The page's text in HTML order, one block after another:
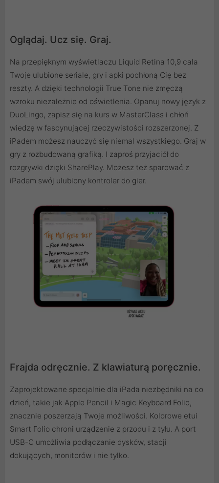
Oglądaj. Ucz się. Graj.
Na przepięknym wyświetlaczu Liquid Retina 10,9 cala
Twoje ulubione seriale, gry i apki pochłoną Cię bez
reszty. A dzięki technologii True Tone nie zmęczą
wzroku niezależnie od oświetlenia. Opanuj nowy język z
DuoLingo, zapisz się na kurs w MasterClass i chłoń
wiedzę w fascynującej rzeczywistości rozszerzonej. Z
iPadem możesz nauczyć się niemal wszystkiego. Graj w
gry z rozbudowaną grafiką. I zaproś przyjaciół do
rozgrywki dzięki SharePlay. Możesz też sparować z
iPadem swój ulubiony kontroler do gier.
Frajda odręcznie. Z klawiaturą poręcznie.
Zaprojektowane specjalnie dla iPada niezbędniki na co
dzień, takie jak Apple Pencil i Magic Keyboard Folio,
znacznie poszerzają Twoje możliwości. Kolorowe etui
Smart Folio chroni urządzenie z przodu i z tyłu. A port
USB-C umożliwia podłączanie dysków, stacji
dokujących, monitorów i nie tylko.